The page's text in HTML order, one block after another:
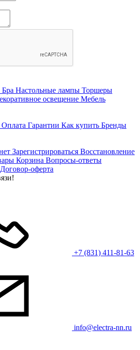
Бра Настольные лампы Торшеры
освещение Мебель
Оплата Гарантии Как купить Бренды
Зарегистрироваться Восстановление
Корзина Вопросы-ответы
Договор-оферта
+7 (831) 411-81-63
info@electra-nn.ru